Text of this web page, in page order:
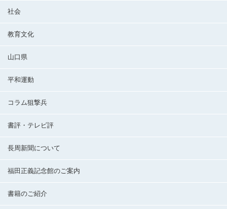
社会
教育文化
山口県
平和運動
コラム狙撃兵
書評・テレビ評
長周新聞について
福田正義記念館のご案内
書籍のご紹介